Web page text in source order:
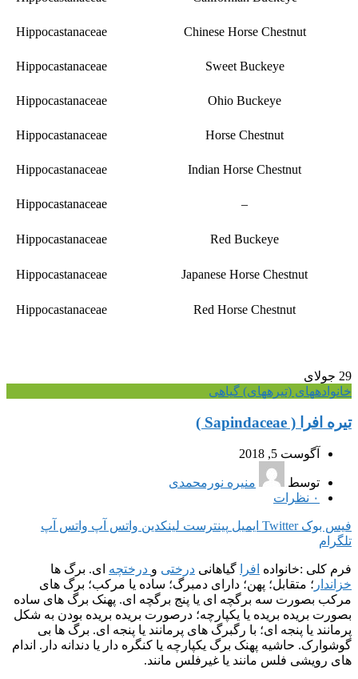
Chinese Horse Chestnut
Hippocastanaceae
Sweet Buckeye
Hippocastanaceae
Ohio Buckeye
Hippocastanaceae
Horse Chestnut
Hippocastanaceae
Indian Horse Chestnut
Hippocastanaceae
–
Hippocastanaceae
Red Buckeye
Hippocastanaceae
Japanese Horse Chestnut
Hippocastanaceae
Red Horse Chestnut
Hippocastanaceae
29 جولای
خانواده‎های (تیره‎های) گیاهی
تیره افرا ( Sapindaceae )
آگوست 5, 2018
توسط
منیره نورمحمدی
۰ نظرات
فیس بوک Twitter ایمیل پینترست لینکدین واتس آپ واتس آپ
تلگرام
فرم کلی :خانواده افرا گیاهانی درختی و درختچه ای. برگ ها
خزاندار ؛ متقابل؛ پهن؛ دارای دمبرگ؛ ساده یا مرکب؛ برگ های
مرکب بصورت سه برگچه ای یا پنج برگچه ای. پهنک برگ های ساده
بصورت بریده بریده یا یکپارچه؛ درصورت بریده بریده بودن به شکل
پرمانند یا پنجه ای؛ با رگبرگ های پرمانند یا پنجه ای. برگ ها بی
گوشوارک. حاشیه پهنک برگ یکپارچه یا کنگره دار یا دندانه دار. اندام
های رویشی فلس مانند یا غیرفلس مانند.